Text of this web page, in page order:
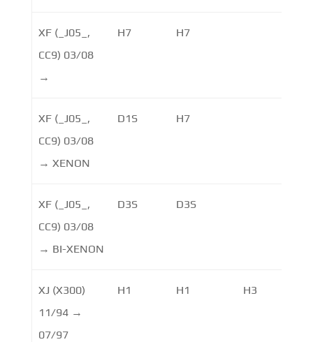
XF (_J05_,
CC9) 03/08
→
H7 H7
XF (_J05_,
CC9) 03/08
→ XENON
D1S H7
XF (_J05_,
CC9) 03/08
→ BI-XENON
D3S D3S
XJ (X300)
11/94 →
07/97
H1 H1 H3